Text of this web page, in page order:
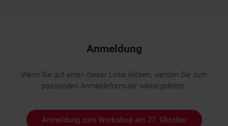
Anmeldung
Wenn Sie auf einen dieser Links klicken, werden Sie zum
passenden Anmeldeformular weitergeleitet.
Anmeldung zum Workshop am 27. Oktober